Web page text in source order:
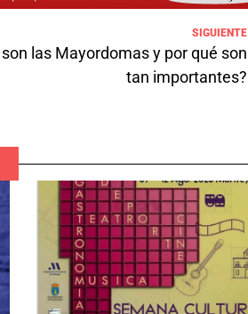
SIGUIENTE
las Mayordomas y por qué son
tan importantes?